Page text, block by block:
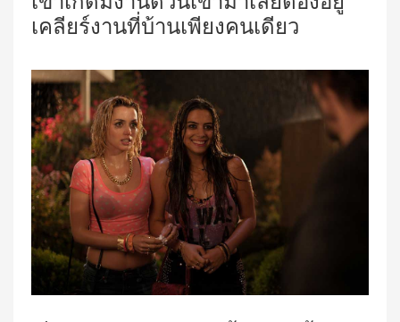
เคลียร์งานที่บ้านเพียงคนเดียว